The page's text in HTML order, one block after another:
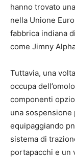
hanno trovato
nella Unione
fabbrica indiana
come Jimny
Tuttavia, una
occupa
componenti
una
equipaggiando
sistema di
portapacchi e un